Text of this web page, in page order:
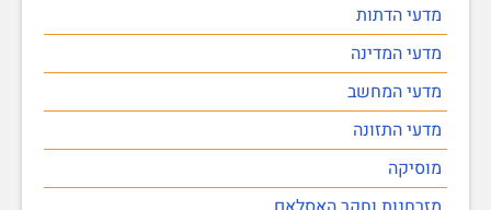
מדעי הדתות
מדעי המדינה
מדעי המחשב
מדעי התזונה
מוסיקה